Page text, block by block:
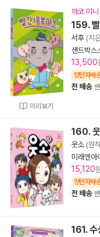
미리보기
야코 미
159.
서후 (지
샌드박스
13,500
양탄자배
전 배송
160.
웃소 (원
미래엔아
15,120
양탄자배
전 배송
161. 수